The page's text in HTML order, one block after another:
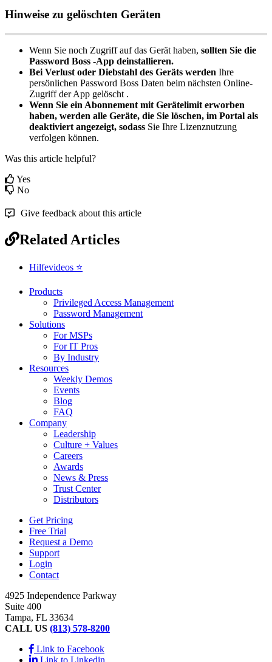
Hinweise zu gelöschten Geräten
Wenn Sie noch Zugriff auf das Gerät haben, sollten Sie die
Password Boss -App deinstallieren.
Bei Verlust oder Diebstahl des Geräts werden Ihre
persönlichen Password Boss Daten beim nächsten Online-
Zugriff der App gelöscht .
Wenn Sie ein Abonnement mit Gerätelimit erworben
haben, werden alle Geräte, die Sie löschen, im Portal als
deaktiviert angezeigt, sodass Sie Ihre Lizenznutzung
verfolgen können.
Was this article helpful?
Yes
No
Give feedback about this article
Related Articles
Hilfevideos ⭐
Products
Privileged Access Management
Password Management
Solutions
For MSPs
For IT Pros
By Industry
Resources
Weekly Demos
Events
Blog
FAQ
Company
Leadership
Culture + Values
Careers
Awards
News & Press
Trust Center
Distributors
Get Pricing
Free Trial
Request a Demo
Support
Login
Contact
4925 Independence Parkway
Suite 400
Tampa, FL 33634
CALL US (813) 578-8200
Link to Facebook
Link to Linkedin